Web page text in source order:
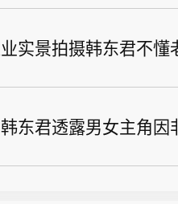
实景拍摄韩东君不懂
韩东君透露男女主角